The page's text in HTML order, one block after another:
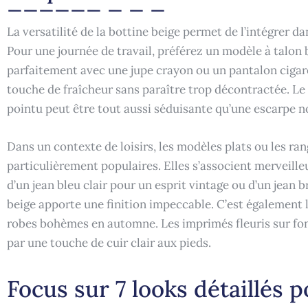
La versatilité de la bottine beige permet de l’intégrer
Pour une journée de travail, préférez un modèle à
parfaitement avec une jupe crayon ou un pantalon
touche de fraîcheur sans paraître trop décontractée.
pointu peut être tout aussi séduisante qu’une escarpe
Dans un contexte de loisirs, les modèles plats ou les
particulièrement populaires. Elles s’associent
d’un jean bleu clair pour un esprit vintage ou d’un
beige apporte une finition impeccable. C’est
robes bohèmes en automne. Les imprimés fleuris sur
par une touche de cuir clair aux pieds.
Focus sur 7 looks détaillés